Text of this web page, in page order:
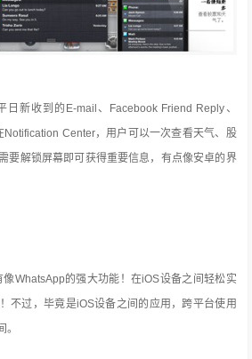
日新收到的E-mail、Facebook Friend Reply、
Center，用户可以一次查看天气、股
要解锁屏幕即可获得重要信息，有点像安卓的界
WhatsApp的强大功能！在iOS设备之间轻松实
不过，毕竟是iOS设备之间的应用，跨平台使用